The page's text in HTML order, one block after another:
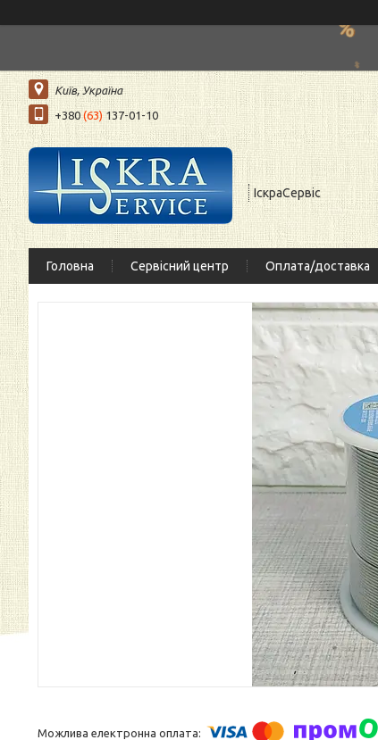
Київ, Україна
+380 (63) 137-01-10
ІскраСервіс
Головна Сервісний центр Оплата/доставка